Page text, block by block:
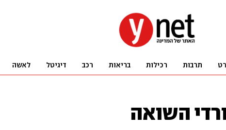
תרבות רכילות בריאות רכב דיגיטל לאשה
השואה